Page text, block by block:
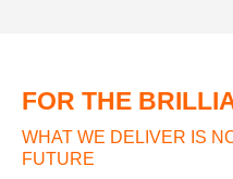
FOR THE
WHAT WE DELIVER IS
FUTURE